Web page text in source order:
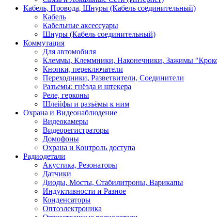
Кабель, Провода, Шнуры (Кабель соединительный)
Кабель
Кабельные аксессуары
Шнуры (Кабель соединительный)
Коммутация
Для автомобиля
Клеммы, Клеммники, Наконечники, Зажимы
Кнопки, переключатели
Переходники, Разветвители, Соединители
Разъемы: гнёзда и штекера
Реле, герконы
Шлейфы и разъёмы к ним
Охрана и Видеонаблюдение
Видеокамеры
Видеорегистраторы
Домофоны
Охрана и Контроль доступа
Радиодетали
Акустика, Резонаторы
Датчики
Диоды, Мосты, Стабилитроны, Варикапы
Индуктивности и Разное
Конденсаторы
Оптоэлектроника